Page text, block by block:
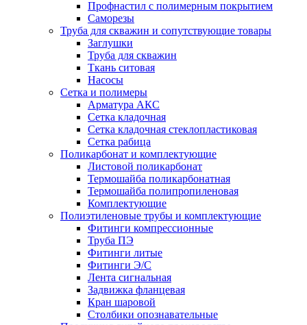
Профнастил с полимерным покрытием
Саморезы
Труба для скважин и сопутствующие товары
Заглушки
Труба для скважин
Ткань ситовая
Насосы
Сетка и полимеры
Арматура АКС
Сетка кладочная
Сетка кладочная стеклопластиковая
Сетка рабица
Поликарбонат и комплектующие
Листовой поликарбонат
Термошайба поликарбонатная
Термошайба полипропиленовая
Комплектующие
Полиэтиленовые трубы и комплектующие
Фитинги компрессионные
Труба ПЭ
Фитинги литые
Фитинги Э/С
Лента сигнальная
Задвижка фланцевая
Кран шаровой
Столбики опознавательные